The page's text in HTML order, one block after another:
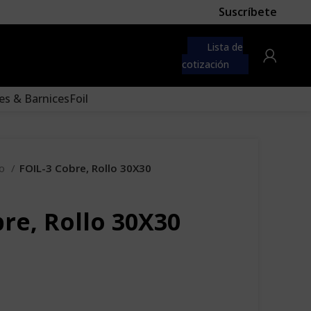
Suscríbete
Lista de
cotización
& BarnicesFoil
FOIL-3 Cobre, Rollo 30X30
Rollo 30X30